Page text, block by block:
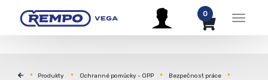
Menu
0
Produkty Ochranné pomůcky - OPP
Bezpečnost práce